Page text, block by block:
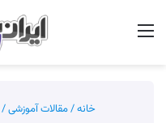
خانه/مقالات آموزشی/